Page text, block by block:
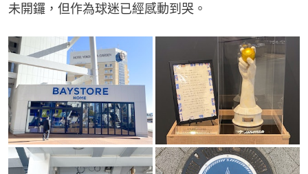
未開鑼，但作為球迷已經感動到哭。